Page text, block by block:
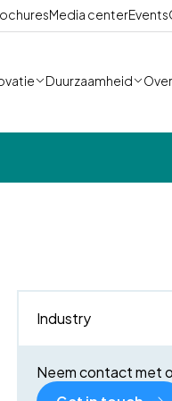
Media centerEvents
Duurzaamheid
Industry
Neem contact met